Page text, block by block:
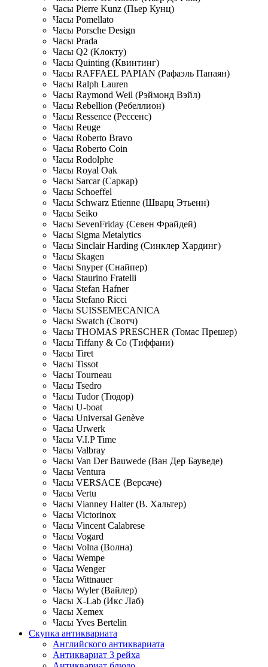
Часы Pierre Kunz (Пьер Кунц)
Часы Pomellato
Часы Porsche Design
Часы Prada
Часы Q2 (Клокту)
Часы Quinting (Квинтинг)
Часы RAFFAEL PAPIAN (Рафаэль Папаян)
Часы Ralph Lauren
Часы Raymond Weil (Рэймонд Вэйл)
Часы Rebellion (Ребеллион)
Часы Ressence (Рессенс)
Часы Reuge
Часы Roberto Bravo
Часы Roberto Coin
Часы Rodolphe
Часы Royal Oak
Часы Sarcar (Саркар)
Часы Schoeffel
Часы Schwarz Etienne (Шварц Этьенн)
Часы Seiko
Часы SevenFriday (Севен Фрайдей)
Часы Sigma Metalytics
Часы Sinclair Harding (Синклер Хардинг)
Часы Skagen
Часы Snyper (Снайпер)
Часы Staurino Fratelli
Часы Stefan Hafner
Часы Stefano Ricci
Часы SUISSEMECANICA
Часы Swatch (Свотч)
Часы THOMAS PRESCHER (Томас Прешер)
Часы Tiffany & Co (Тиффани)
Часы Tiret
Часы Tissot
Часы Tourneau
Часы Tsedro
Часы Tudor (Тюдор)
Часы U-boat
Часы Universal Genève
Часы Urwerk
Часы V.I.P Time
Часы Valbray
Часы Van Der Bauwede (Ван Дер Бауведе)
Часы Ventura
Часы VERSACE (Версаче)
Часы Vertu
Часы Vianney Halter (В. Хальтер)
Часы Victorinox
Часы Vincent Calabrese
Часы Vogard
Часы Volna (Волна)
Часы Wempe
Часы Wenger
Часы Wittnauer
Часы Wyler (Вайлер)
Часы X-Lab (Икс Лаб)
Часы Xemex
Часы Yves Bertelin
Скупка антиквариата
Английского антиквариата
Антиквариат 3 рейха